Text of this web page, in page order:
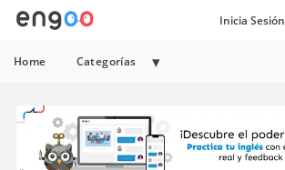
Inicia Sesión
Home Categorías
Expand